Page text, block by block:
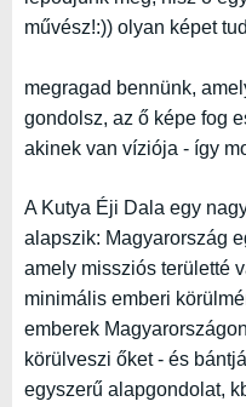
művész!:)) olyan képet
megragad bennünk,
gondolsz, az ő képe fog
akinek van víziója - így
A Kutya Éji Dala egy
alapszik: Magyarország
amely missziós területté
minimális emberi
emberek
körülveszi őket - és
egyszerű alapgondolat,